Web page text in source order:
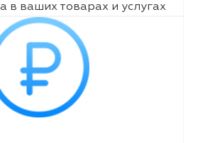
в ваших товарах и услугах